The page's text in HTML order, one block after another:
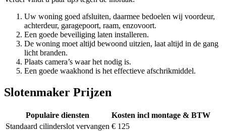
Uw woning goed afsluiten, daarmee bedoelen wij voordeur,
achterdeur, garagepoort, raam, enzovoort.
Een goede beveiliging laten installeren.
De woning moet altijd bewoond uitzien, laat altijd in de gang
licht branden.
Plaats camera’s waar het nodig is.
Een goede waakhond is het effectieve afschrikmiddel.
Slotenmaker Prijzen
Populaire diensten
Kosten incl montage & BTW
Standaard cilinderslot vervangen € 125